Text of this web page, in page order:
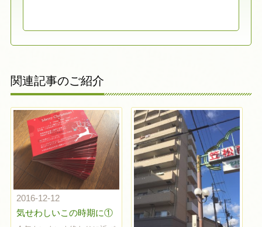
関連記事のご紹介
2016-12-12
気せわしいこの時期に①